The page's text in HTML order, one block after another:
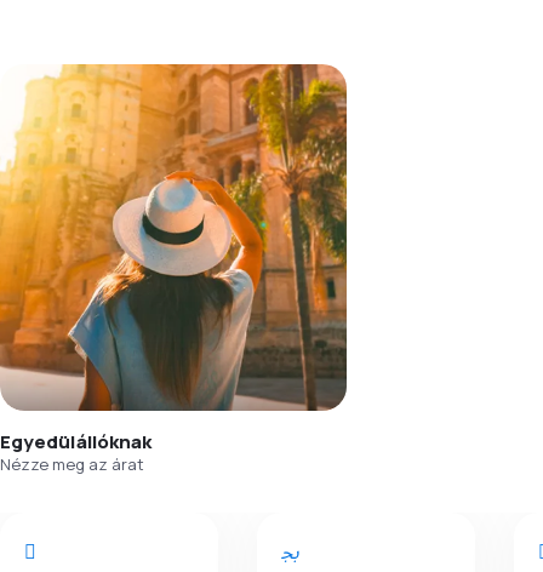
Egyedülállóknak
Nézze meg az árat